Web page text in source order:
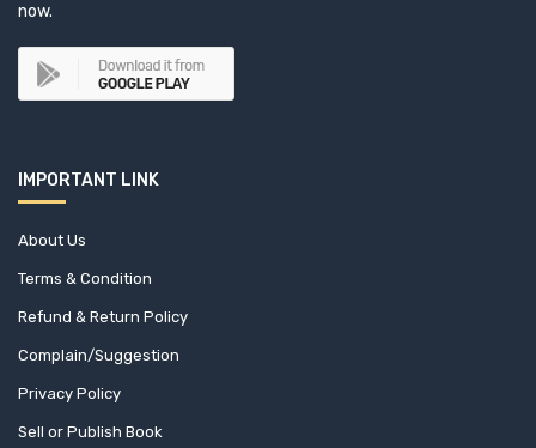
now.
IMPORTANT LINK
About Us
Terms & Condition
Refund & Return Policy
Complain/Suggestion
Privacy Policy
Sell or Publish Book